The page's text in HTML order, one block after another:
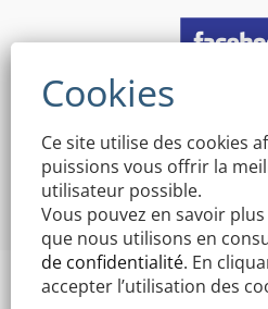
Copyright © 2026 Mairie Mothern
Ce site utilise des cookies
puissions vous offrir la
utilisateur possible.
Vous pouvez en savoir
que nous utilisons en
de confidentialité. En
accepter l’utilisation des